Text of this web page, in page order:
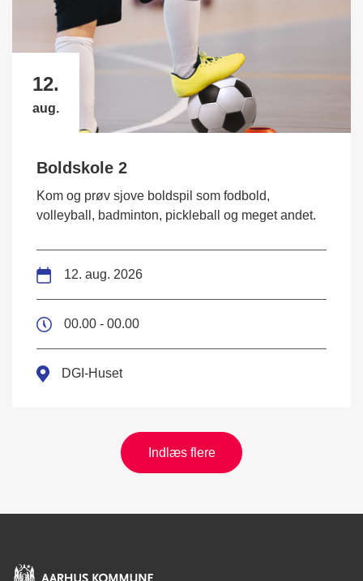
12.
aug.
Boldskole 2
Kom og prøv sjove boldspil som fodbold,
volleyball, badminton, pickleball og meget andet.
12. aug. 2026
00.00 - 00.00
DGI-Huset
Indlæs flere